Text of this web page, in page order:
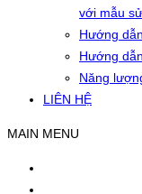
với mẫu
Hướng
Hướng
Năng
LIÊN HỆ
MAIN MENU